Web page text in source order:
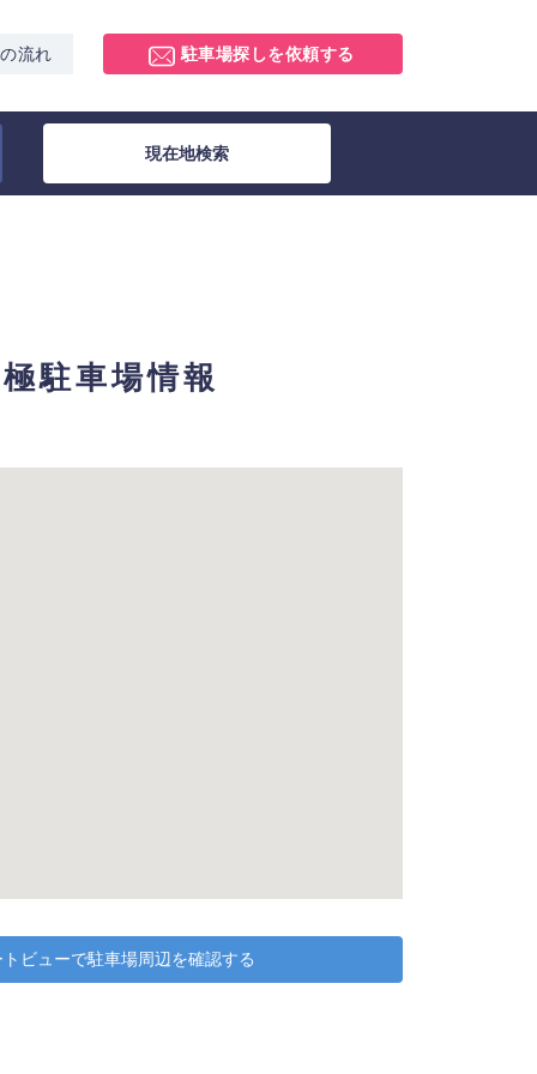
流れ 駐車場探しを依頼する
現在地検索
駐車場情報
ビューで駐車場周辺を確認する